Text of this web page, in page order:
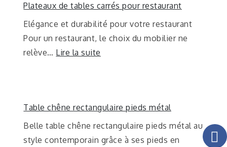
Plateaux de tables carrés pour restaurant
Elégance et durabilité pour votre restaurant
Pour un restaurant, le choix du mobilier ne
relève… Lire la suite
Table chêne rectangulaire pieds métal
Belle table chêne rectangulaire pieds métal au
style contemporain grâce à ses pieds en